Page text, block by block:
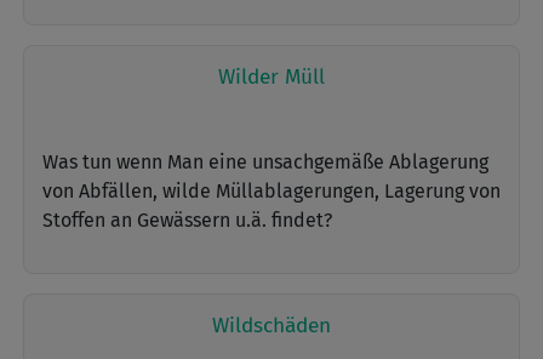
Wilder Müll
Was tun wenn Man eine unsachgemäße Ablagerung
von Abfällen, wilde Müllablagerungen, Lagerung von
Stoffen an Gewässern u.ä. findet?
Wildschäden